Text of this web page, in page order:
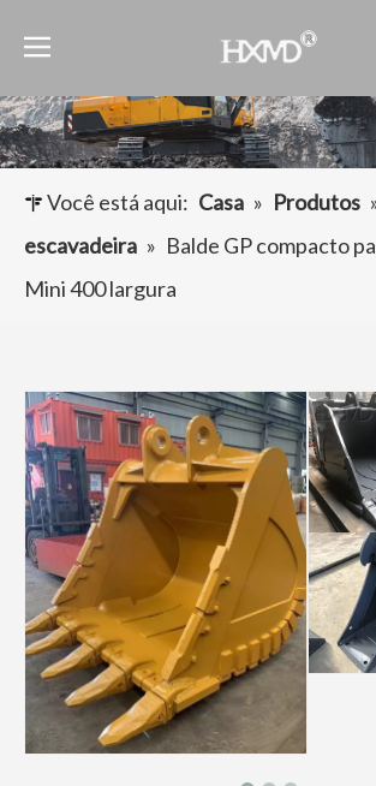
Você está aqui: Casa » Produtos
escavadeira » Balde GP compacto
Mini 400 largura